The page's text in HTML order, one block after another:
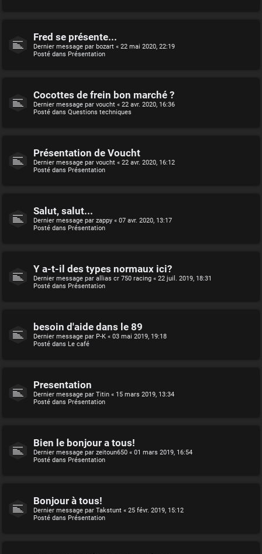
Fred se présente...
Dernier message par bozart « 22 mai 2020, 22:19
Posté dans Présentation
Cocottes de frein bon marché ?
Dernier message par voucht « 22 avr. 2020, 16:36
Posté dans Questions techniques
Présentation de Voucht
Dernier message par voucht « 22 avr. 2020, 16:12
Posté dans Présentation
Salut, salut...
Dernier message par zappy « 07 avr. 2020, 13:17
Posté dans Présentation
Y a-t-il des types normaux ici?
Dernier message par allias cr 750 racing « 22 juil. 2019, 18:31
Posté dans Présentation
besoin d'aide dans le 89
Dernier message par P-K « 03 mai 2019, 19:18
Posté dans Le café
Presentation
Dernier message par Titin « 15 mars 2019, 13:34
Posté dans Présentation
Bien le bonjour a tous!
Dernier message par zeitoun650 « 01 mars 2019, 16:54
Posté dans Présentation
Bonjour à tous!
Dernier message par Takstunt « 25 févr. 2019, 15:12
Posté dans Présentation